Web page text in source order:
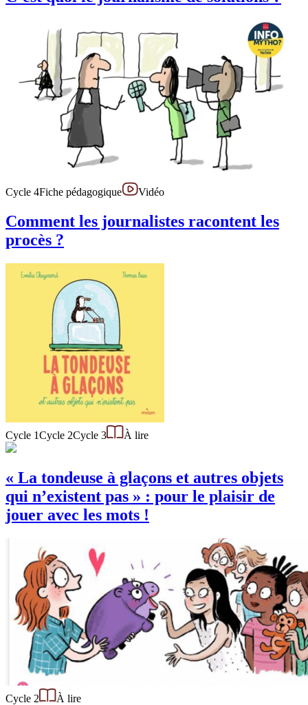
Cycle 4Fiche pédagogique Vidéo
Comment les journalistes racontent les
procès ?
Cycle 1Cycle 2Cycle 3 À lire
« La tondeuse à glaçons et autres objets
qui n’existent pas » : pour le plaisir de
jouer avec les mots !
Cycle 2 À lire